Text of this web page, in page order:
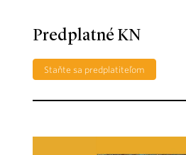
Predplatné KN
Staňte sa predplatiteľom